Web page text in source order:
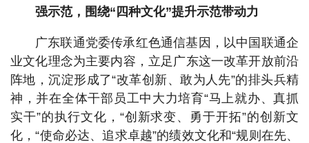
强示范，围绕“四种文化”提升示范带动力
广东联通党委传承红色通信基因，以中国联通企
业文化理念为主要内容，立足广东这一改革开放前沿
阵地，沉淀形成了“改革创新、敢为人先”的排头兵精
神，并在全体干部员工中大力培育“马上就办、真抓
实干”的执行文化，“创新求变、勇于开拓”的创新文
化，“使命必达、追求卓越”的绩效文化和“规则在先、